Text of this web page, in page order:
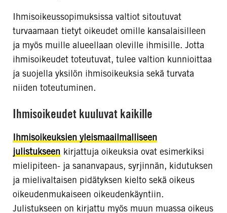
Ihmisoikeussopimuksissa valtiot sitoutuvat
turvaamaan tietyt oikeudet omille kansalaisilleen
ja myös muille alueellaan oleville ihmisille. Jotta
ihmisoikeudet toteutuvat, tulee valtion kunnioittaa
ja suojella yksilön ihmisoikeuksia sekä turvata
niiden toteutuminen.
Ihmisoikeudet kuuluvat kaikille
Ihmisoikeuksien yleismaailmalliseen
julistukseen kirjattuja oikeuksia ovat esimerkiksi
mielipiteen- ja sananvapaus, syrjinnän, kidutuksen
ja mielivaltaisen pidätyksen kielto sekä oikeus
oikeudenmukaiseen oikeudenkäyntiin.
Julistukseen on kirjattu myös muun muassa oikeus